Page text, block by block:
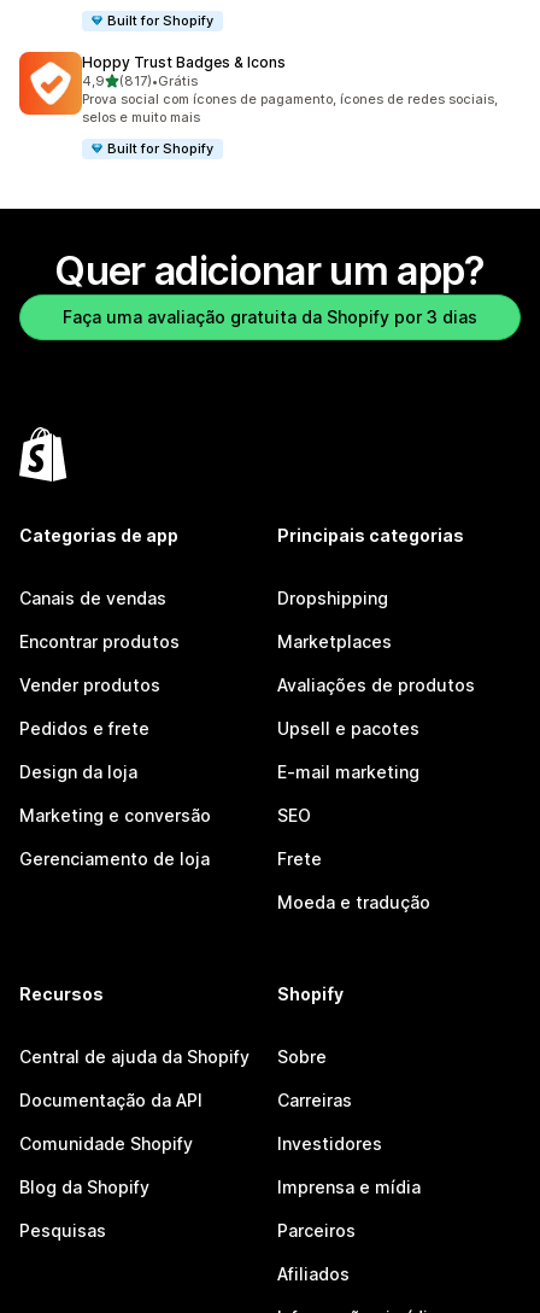
Built for Shopify
Hoppy Trust Badges & Icons
4,9de 5 estrelas
(817)
817 avaliações ao todo
•Grátis
Prova social com ícones de pagamento, ícones de redes sociais,
selos e muito mais
Built for Shopify
Quer adicionar um app?
Faça uma avaliação gratuita da Shopify por 3 dias
Categorias de app
Canais de vendas
Encontrar produtos
Vender produtos
Pedidos e frete
Design da loja
Marketing e conversão
Gerenciamento de loja
Principais categorias
Dropshipping
Marketplaces
Avaliações de produtos
Upsell e pacotes
E-mail marketing
SEO
Frete
Moeda e tradução
Recursos
Central de ajuda da Shopify
Documentação da API
Comunidade Shopify
Blog da Shopify
Pesquisas
Shopify
Sobre
Carreiras
Investidores
Imprensa e mídia
Parceiros
Afiliados